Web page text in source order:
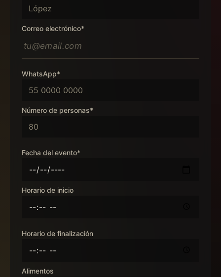
Correo electrónico*
WhatsApp*
Número de personas*
Fecha del evento*
Horario de inicio
Horario de finalización
Alimentos